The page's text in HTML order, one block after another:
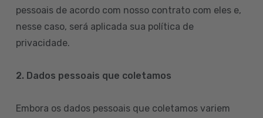
pessoais de acordo com nosso contrato com eles e,
nesse caso, será aplicada sua política de
privacidade.
2. Dados pessoais que coletamos
Embora os dados pessoais que coletamos variem